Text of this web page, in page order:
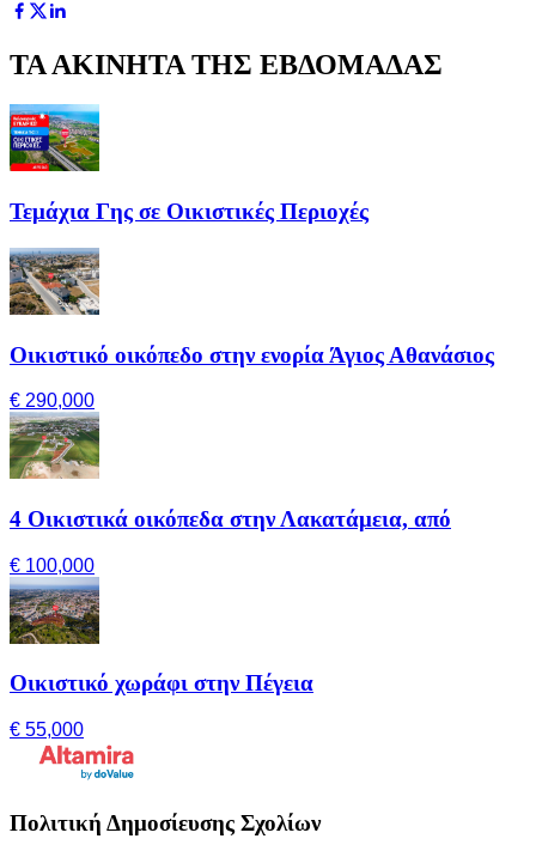
ΤΑ ΑΚΙΝΗΤΑ ΤΗΣ ΕΒΔΟΜΑΔΑΣ
Τεμάχια Γης σε Οικιστικές Περιοχές
Οικιστικό οικόπεδο στην ενορία Άγιος Αθανάσιος
€ 290,000
4 Οικιστικά οικόπεδα στην Λακατάμεια, από
€ 100,000
Οικιστικό χωράφι στην Πέγεια
€ 55,000
Πολιτική Δημοσίευσης Σχολίων